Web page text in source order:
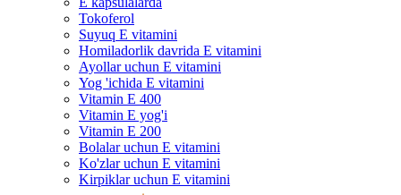
Tokoferol
Suyuq E vitamini
Homiladorlik davrida E vitamini
Ayollar uchun E vitamini
Yog 'ichida E vitamini
Vitamin E 400
Vitamin E yog'i
Vitamin E 200
Bolalar uchun E vitamini
Ko'zlar uchun E vitamini
Kirpiklar uchun E vitamini